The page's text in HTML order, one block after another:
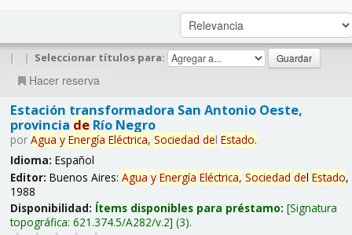
| | Seleccionar títulos para:
Hacer reserva
Estación transformadora San Antonio Oeste,
provincia deRío Negro
por Agua y Energía Eléctrica, Sociedad del Estado.
Idioma: Español
Editor: Buenos Aires: Agua y Energía Eléctrica, Sociedad del Estado,
1988
Disponibilidad: Ítems disponibles para préstamo: Signatura
topográfica: 621.374.5/A282/v.2 (3).